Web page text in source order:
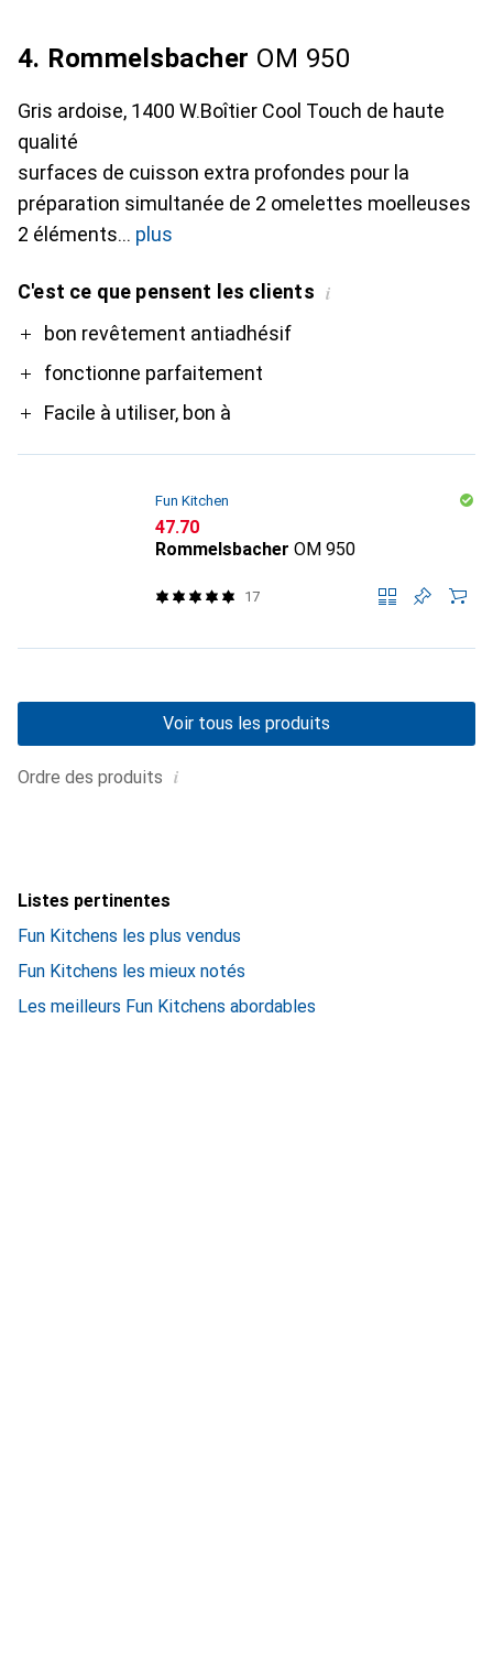
4. Rommelsbacher OM 950
Gris ardoise, 1400 W.Boîtier Cool Touch de haute
qualité
surfaces de cuisson extra profondes pour la
préparation simultanée de 2 omelettes moelleuses
2 éléments
plus
C'est ce que pensent les clients i
Probon revêtement antiadhésif
fonctionne parfaitement
Facile à utiliser, bon à
Fun Kitchen
CHF
47.70
Rommelsbacher OM 950
17
Ordre des produits i
Voir tous les produits
Listes pertinentes
Fun Kitchens les plus vendus
Fun Kitchens les mieux notés
Les meilleurs Fun Kitchens abordables